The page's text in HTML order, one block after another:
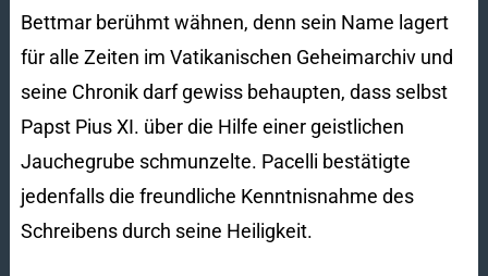
Bettmar berühmt wähnen, denn sein Name lagert
für alle Zeiten im Vatikanischen Geheimarchiv und
seine Chronik darf gewiss behaupten, dass selbst
Papst Pius XI. über die Hilfe einer geistlichen
Jauchegrube schmunzelte. Pacelli bestätigte
jedenfalls die freundliche Kenntnisnahme des
Schreibens durch seine Heiligkeit.